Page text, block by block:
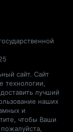
сайт. Сайт
технологии,
лучший
наших
и
чтобы Ваши